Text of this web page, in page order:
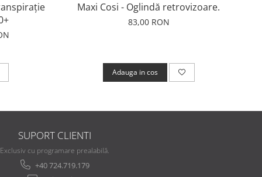
Maxi Cosi - Oglindă retrovizoare.
83,00 RON
Adauga in cos
SUPORT CLIENTI
Exclusiv cu programare prealabilă.
+40 724.719.179